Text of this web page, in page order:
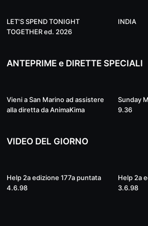
LET'S SPEND TONIGHT
TOGETHER ed. 2026
INDIA
ANTEPRIME e DIRETTE SPECIALI
Live
Vieni a San Marino ad assistere
alla diretta da AnimaKima
Sunday
9.36
VIDEO DEL GIORNO
02:01:01
Help 2a edizione 177a puntata
4.6.98
Help 2a
3.6.98